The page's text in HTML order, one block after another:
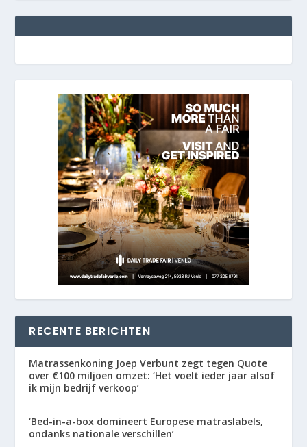
RECENTE BERICHTEN
Matrassenkoning Joep Verbunt zegt tegen Quote
over €100 miljoen omzet: ‘Het voelt ieder jaar alsof
ik mijn bedrijf verkoop’
‘Bed-in-a-box domineert Europese matraslabels,
ondanks nationale verschillen’